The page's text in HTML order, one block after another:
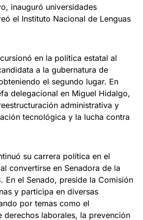
inauguró universidades
el Instituto Nacional de Lenguas
en la política estatal al
a la gubernatura de
el segundo lugar. En
delegacional en Miguel Hidalgo,
administrativa y
tecnológica y la lucha contra
su carrera política en el
convertirse en Senadora de la
En el Senado, preside la Comisión
y participa en diversas
por temas como el
derechos laborales, la prevención